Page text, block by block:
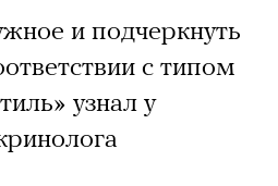
и подчеркнуть
с типом
узнал у